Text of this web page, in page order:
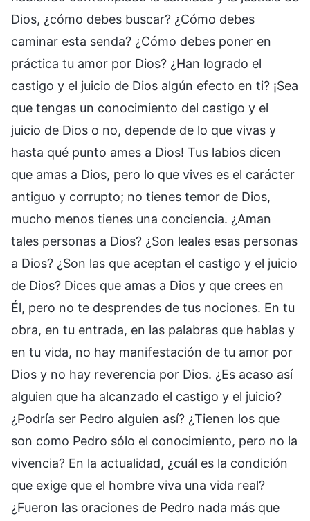
Dios, ¿cómo debes buscar? ¿Cómo debes
caminar esta senda? ¿Cómo debes poner en
práctica tu amor por Dios? ¿Han logrado el
castigo y el juicio de Dios algún efecto en ti? ¡Sea
que tengas un conocimiento del castigo y el
juicio de Dios o no, depende de lo que vivas y
hasta qué punto ames a Dios! Tus labios dicen
que amas a Dios, pero lo que vives es el carácter
antiguo y corrupto; no tienes temor de Dios,
mucho menos tienes una conciencia. ¿Aman
tales personas a Dios? ¿Son leales esas personas
a Dios? ¿Son las que aceptan el castigo y el juicio
de Dios? Dices que amas a Dios y que crees en
Él, pero no te desprendes de tus nociones. En tu
obra, en tu entrada, en las palabras que hablas y
en tu vida, no hay manifestación de tu amor por
Dios y no hay reverencia por Dios. ¿Es acaso así
alguien que ha alcanzado el castigo y el juicio?
¿Podría ser Pedro alguien así? ¿Tienen los que
son como Pedro sólo el conocimiento, pero no la
vivencia? En la actualidad, ¿cuál es la condición
que exige que el hombre viva una vida real?
¿Fueron las oraciones de Pedro nada más que